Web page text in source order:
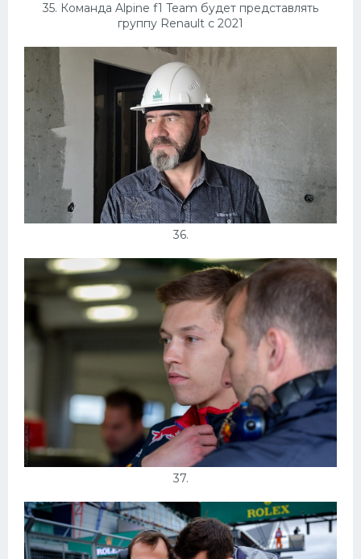
35. Команда Alpine f1 Team будет представлять
группу Renault с 2021
36.
37.